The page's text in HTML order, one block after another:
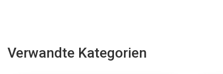
Verwandte Kategorien